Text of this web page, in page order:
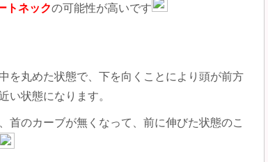
トネックの可能性が高いです
を丸めた状態で、下を向くことにより頭が前方
い状態になります。
首のカーブが無くなって、前に伸びた状態のこ